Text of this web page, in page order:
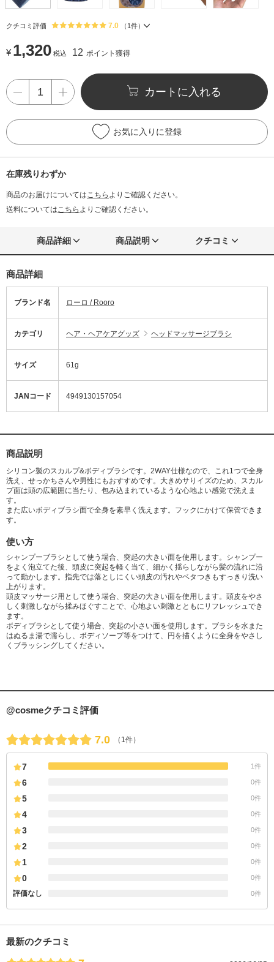
クチコミ評価 7.0 （ 1 件）
¥ 1,320 税込 12 ポイント獲得
カートに入れる
お気に入りに登録
在庫残りわずか
商品のお届けについてはこちら よりご確認ください。
送料についてはこちら よりご確認ください。
商品詳細 商品説明 クチコミ
商品詳細
ブランド名 ローロ / Rooro
カテゴリ ヘア・ヘアケアグッズ ヘッドマッサージブラシ
サイズ 61g
JANコード 4949130157054
商品説明
シリコン製のスカルプ&ボディブラシです。2WAY仕様なので、これ1つで全身
洗え、せっかちさんや男性にもおすすめです。大きめサりイズのため、スカル
プ面は頭の広範囲に当たり、包み込まれているような心地よい感覚で洗えま
す。
また広いボディブラシ面で全身を素早く洗えます。フックにかけて保管できま
す。
使い方
シャンプーブラシとして使う場合、突起の大きい面を使用します。シャンプー
をよく泡立てた後、頭皮に突起を軽く当て、細かく揺らしながら髪の流れに沿
って動かします。指先では落としにくい頭皮の汚れやベタつきもすっきり洗い
上がります。
頭皮マッサージ用として使う場合、突起の大きい面を使用します。頭皮をやさ
しく刺激しながら揉みほぐすことで、心地よい刺激とともにリフレッシュでき
ます。
ボディブラシとして使う場合、突起の小さい面を使用します。ブラシを水また
はぬるま湯で濡らし、ボディソープ等をつけて、円を描くように全身をやさし
くブラッシングしてください。
@cosmeクチコミ評価
7.0 （1件）
7 1件
6 0件
5 0件
4 0件
3 0件
2 0件
1 0件
0 0件
評価なし 0件
最新のクチコミ